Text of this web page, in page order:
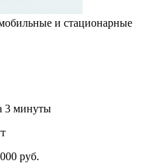
и стационарные
3 минуты
руб.